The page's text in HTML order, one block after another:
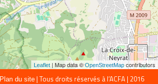
Leaflet | Map data ©OpenStreetMap contributors
Plan du site | Tous droits réservés à l’ACFA | 2016